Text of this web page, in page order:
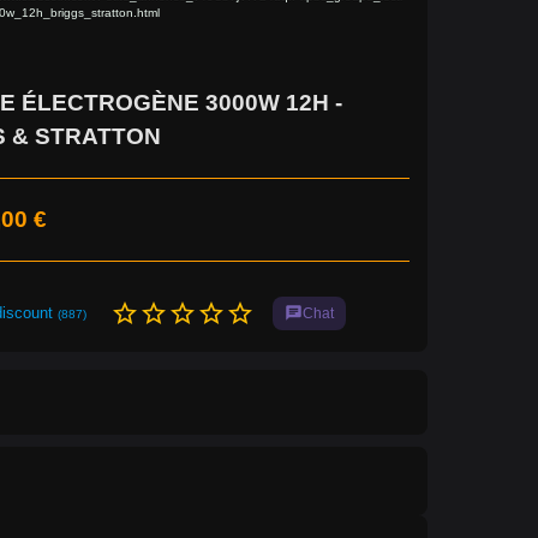
ÉLECTROGÈNE 3000W 12H -
& STRATTON
€
(887) star_borderstar_borderstar_borderstar_borderstar_border chatChat